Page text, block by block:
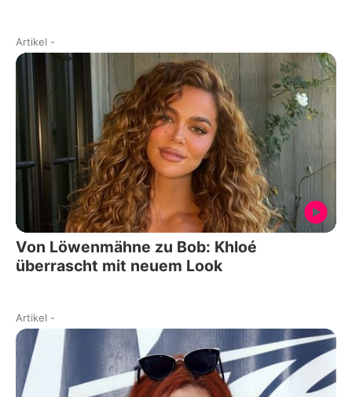
Artikel -
Von Löwenmähne zu Bob: Khloé
überrascht mit neuem Look
Artikel -